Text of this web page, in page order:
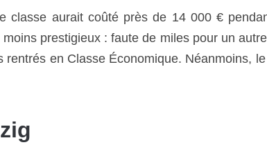
classe aurait coûté près de 14 000 €
prestigieux : faute de miles pour un
en Classe Économique. Néanmoins,